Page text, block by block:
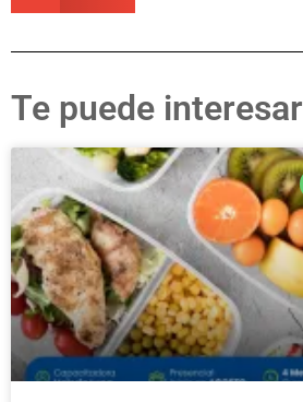
Te puede interesar